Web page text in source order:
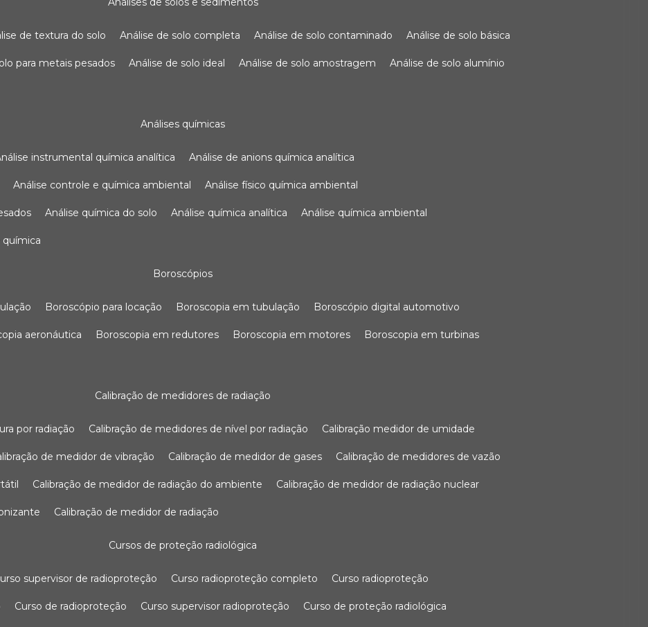
de textura do solo análise de solo completa análise de solo contaminado análise de solo básica
para metais pesados análise de solo ideal análise de solo amostragem análise de solo alumínio
análises químicas
análise instrumental química analítica análise de anions química analítica
análise controle e química ambiental análise físico química ambiental
análise química do solo análise química analítica análise química ambiental
química
boroscópios
boroscópio para locação boroscopia em tubulação boroscópio digital automotivo
aeronáutica boroscopia em redutores boroscopia em motores boroscopia em turbinas
calibração de medidores de radiação
por radiação calibração de medidores de nível por radiação calibração medidor de umidade
de medidor de vibração calibração de medidor de gases calibração de medidores de vazão
calibração de medidor de radiação do ambiente calibração de medidor de radiação nuclear
calibração de medidor de radiação
cursos de proteção radiológica
curso supervisor de radioproteção curso radioproteção completo curso radioproteção
curso de radioproteção curso supervisor radioproteção curso de proteção radiológica